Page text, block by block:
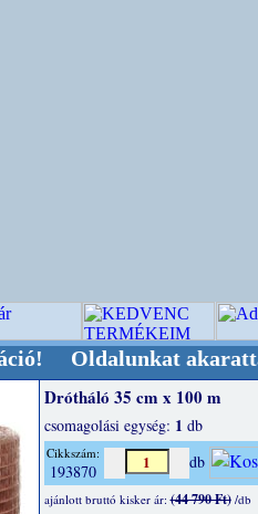
akarattal
Drótháló 35 cm x 100 m
csomagolási egység: 1 db
Cikkszám:
193870 db
ajánlott bruttó kisker ár:(44 790 Ft)/db